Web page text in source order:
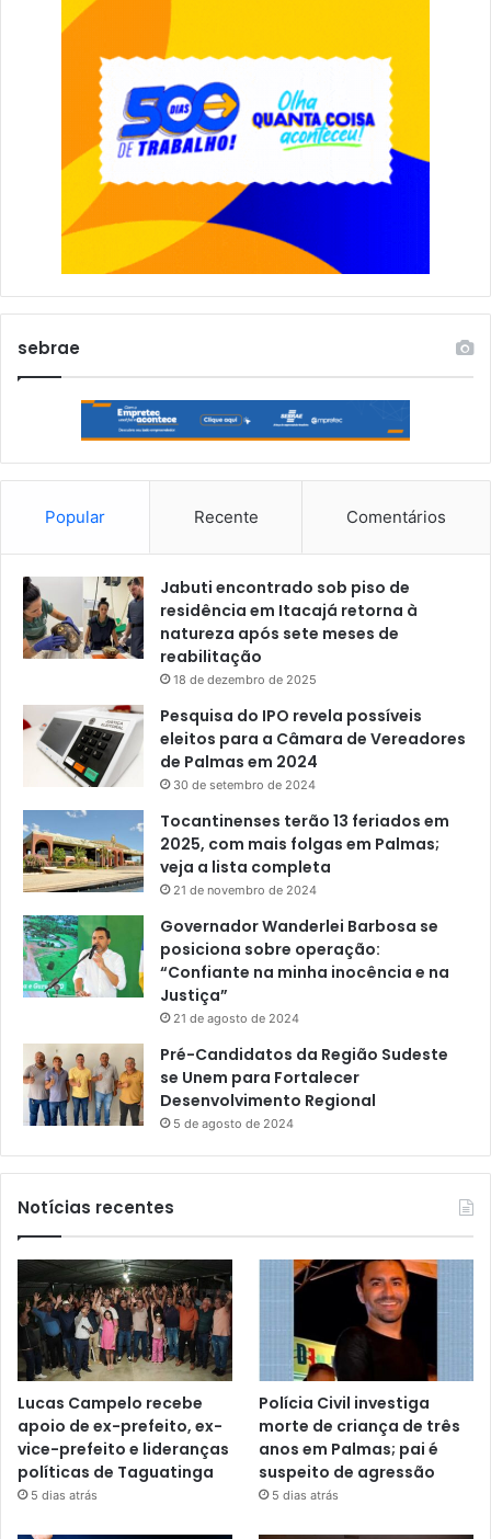
sebrae
Popular Recente Comentários
Jabuti encontrado sob piso de
residência em Itacajá retorna à
natureza após sete meses de
reabilitação
18 de dezembro de 2025
Pesquisa do IPO revela possíveis
eleitos para a Câmara de Vereadores
de Palmas em 2024
30 de setembro de 2024
Tocantinenses terão 13 feriados em
2025, com mais folgas em Palmas;
veja a lista completa
21 de novembro de 2024
Governador Wanderlei Barbosa se
posiciona sobre operação:
“Confiante na minha inocência e na
Justiça”
21 de agosto de 2024
Pré-Candidatos da Região Sudeste
se Unem para Fortalecer
Desenvolvimento Regional
5 de agosto de 2024
Notícias recentes
Lucas Campelo recebe
apoio de ex-prefeito, ex-
vice-prefeito e lideranças
políticas de Taguatinga
5 dias atrás
Polícia Civil investiga
morte de criança de três
anos em Palmas; pai é
suspeito de agressão
5 dias atrás